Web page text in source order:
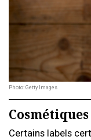
Photo: Getty Images
Certains labels